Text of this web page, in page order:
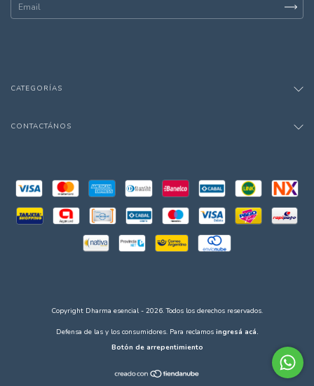
CATEGORÍAS
CONTACTÁNOS
Copyright Dharma esencial - 2026. Todos los derechos reservados.
Defensa de las y los consumidores. Para reclamos ingresá acá.
Botón de arrepentimiento